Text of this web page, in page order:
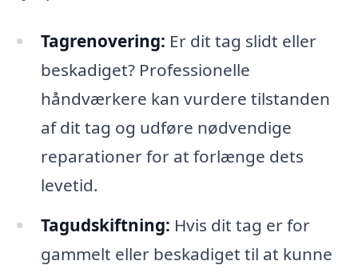
Tagrenovering: Er dit tag slidt eller
beskadiget? Professionelle
håndværkere kan vurdere tilstanden
af dit tag og udføre nødvendige
reparationer for at forlænge dets
levetid.
Tagudskiftning: Hvis dit tag er for
gammelt eller beskadiget til at kunne